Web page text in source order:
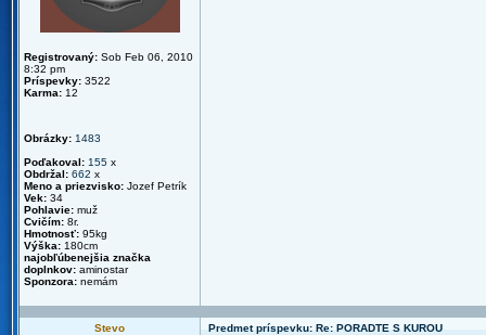
Registrovaný: Sob Feb 06, 2010
8:32 pm
Príspevky: 3522
Karma: 12
Obrázky: 1483
Poďakoval: 155 x
Obdržal: 662 x
Meno a priezvisko: Jozef Petrík
Vek: 34
Pohlavie: muž
Cvičím: 8r.
Hmotnosť: 95kg
Výška: 180cm
najobľúbenejšia značka
doplnkov: aminostar
Sponzora: nemám
Stevo Predmet príspevku: Re: PORADTE S KUROU